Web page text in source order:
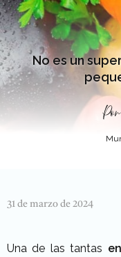
No es un
Por
31 de marzo de 2024
Una de las tantas